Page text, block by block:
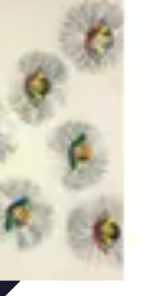
Decorazioni Rinnovamento